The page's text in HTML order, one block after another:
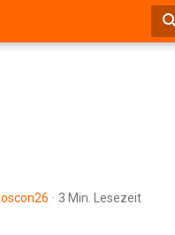
loscon26 3 Min. Lesezeit